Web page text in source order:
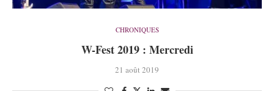
CHRONIQUES
W-Fest 2019 : Mercredi
21 août 2019